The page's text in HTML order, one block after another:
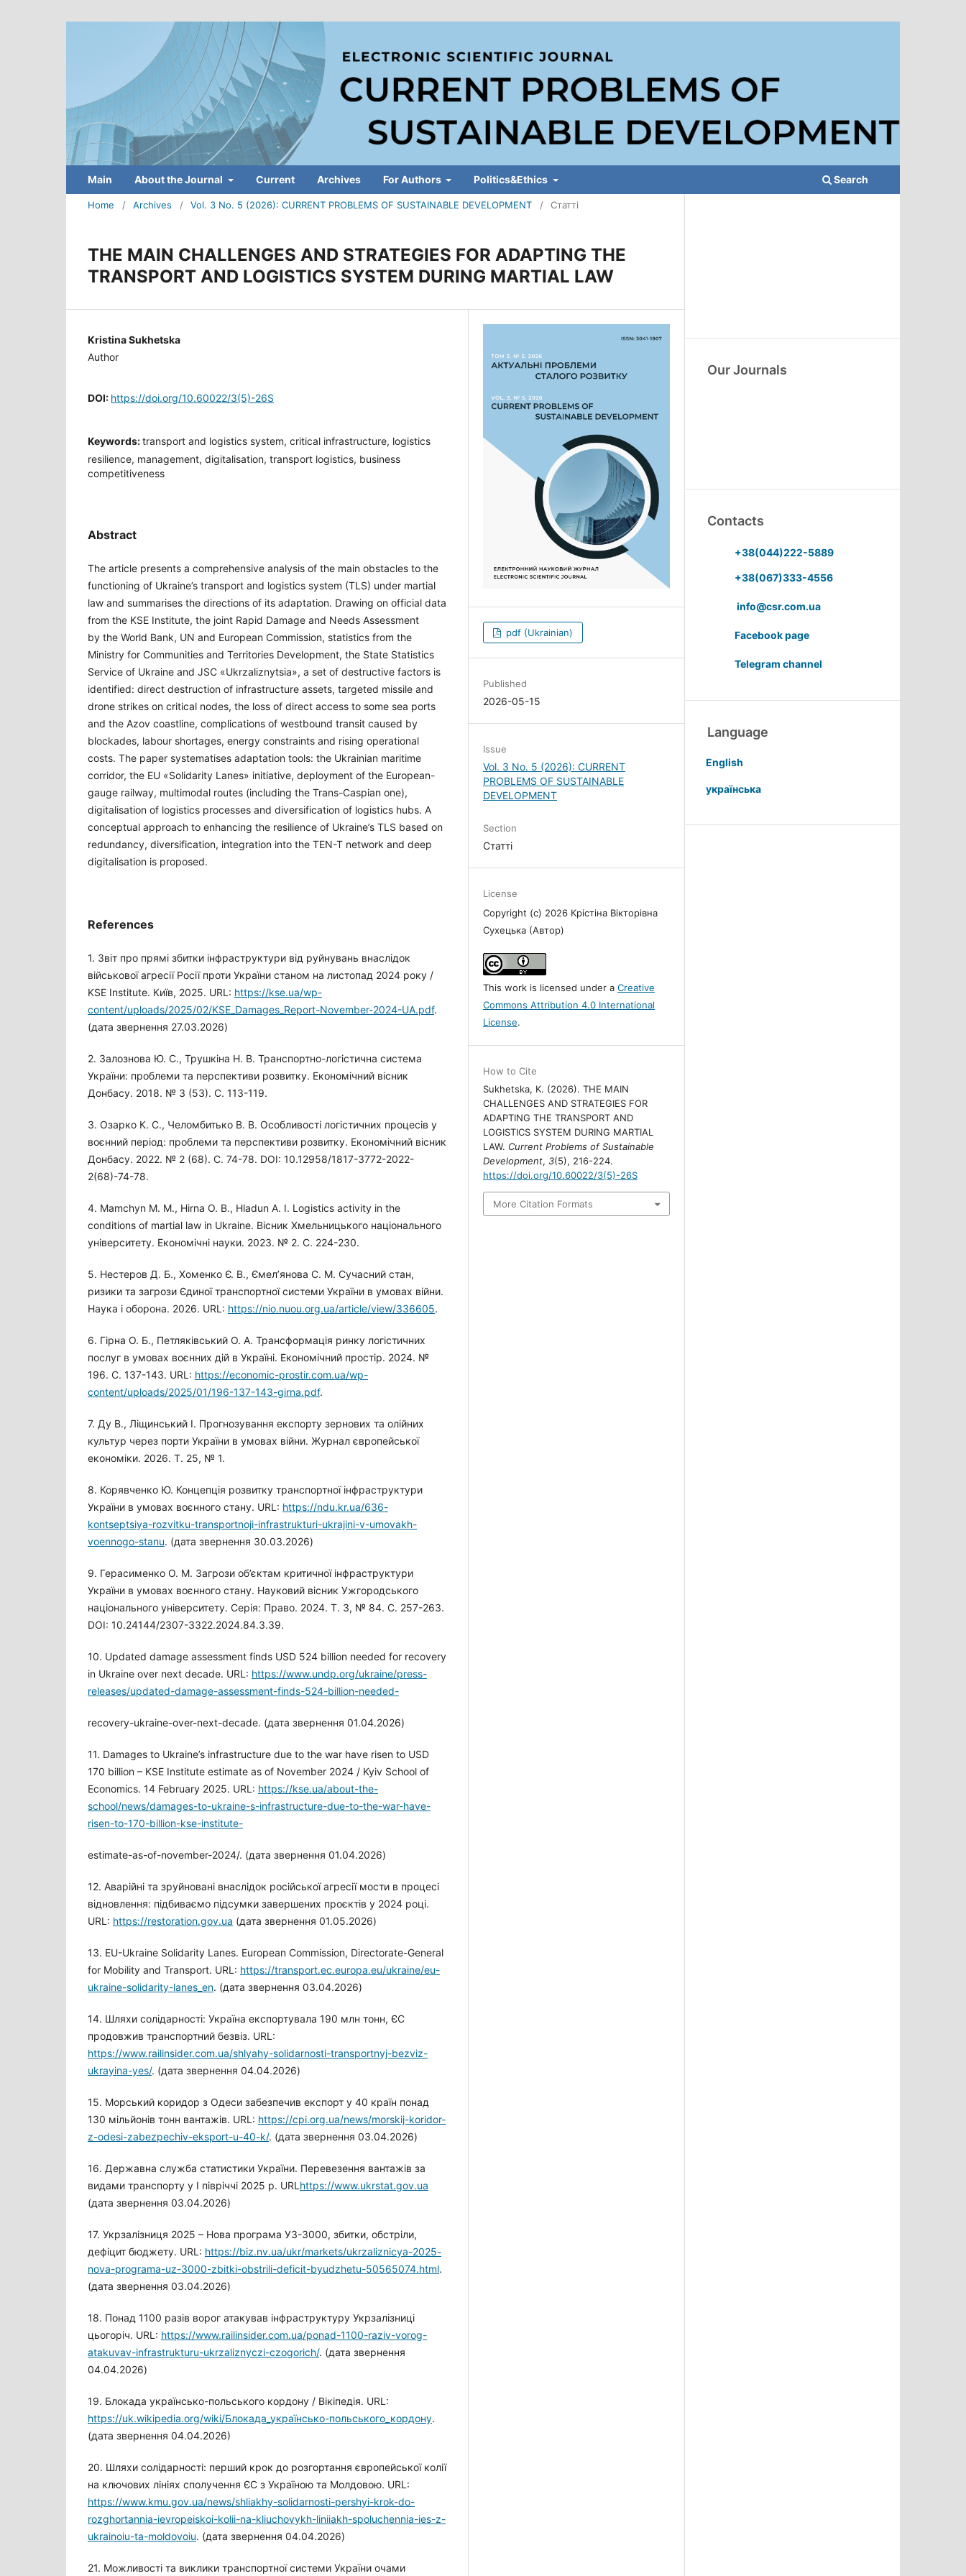
Main About the Journal Current Archives For Authors Politics&Ethics Search
Home / Archives / Vol. 3 No. 5 (2026): CURRENT PROBLEMS OF SUSTAINABLE DEVELOPMENT / Статті
THE MAIN CHALLENGES AND STRATEGIES FOR ADAPTING THE
TRANSPORT AND LOGISTICS SYSTEM DURING MARTIAL LAW
Kristina Sukhetska
Author
DOI: https://doi.org/10.60022/3(5)-26S
Keywords:transport and logistics system, critical infrastructure, logistics
resilience, management, digitalisation, transport logistics, business
competitiveness
Abstract
The article presents a comprehensive analysis of the main obstacles to the
functioning of Ukraine’s transport and logistics system (TLS) under martial
law and summarises the directions of its adaptation. Drawing on official data
from the KSE Institute, the joint Rapid Damage and Needs Assessment
by the World Bank, UN and European Commission, statistics from the
Ministry for Communities and Territories Development, the State Statistics
Service of Ukraine and JSC «Ukrzaliznytsia», a set of destructive factors is
identified: direct destruction of infrastructure assets, targeted missile and
drone strikes on critical nodes, the loss of direct access to some sea ports
and the Azov coastline, complications of westbound transit caused by
blockades, labour shortages, energy constraints and rising operational
costs. The paper systematises adaptation tools: the Ukrainian maritime
corridor, the EU «Solidarity Lanes» initiative, deployment of the European-
gauge railway, multimodal routes (including the Trans-Caspian one),
digitalisation of logistics processes and diversification of logistics hubs. A
conceptual approach to enhancing the resilience of Ukraine’s TLS based on
redundancy, diversification, integration into the TEN-T network and deep
digitalisation is proposed.
References
1. Звіт про прямі збитки інфраструктури від руйнувань внаслідок
військової агресії Росії проти України станом на листопад 2024 року /
KSE Institute. Київ, 2025. URL: https://kse.ua/wp-
content/uploads/2025/02/KSE_Damages_Report-November-2024-UA.pdf.
(дата звернення 27.03.2026)
2. Залознова Ю. С., Трушкіна Н. В. Транспортно-логістична система
України: проблеми та перспективи розвитку. Економічний вісник
Донбасу. 2018. № 3 (53). С. 113-119.
3. Озарко К. С., Челомбитько В. В. Особливості логістичних процесів у
воєнний період: проблеми та перспективи розвитку. Економічний вісник
Донбасу. 2022. № 2 (68). С. 74-78. DOI: 10.12958/1817-3772-2022-
2(68)-74-78.
4. Mamchyn M. M., Hirna O. B., Hladun A. I. Logistics activity in the
conditions of martial law in Ukraine. Вісник Хмельницького національного
університету. Економічні науки. 2023. № 2. С. 224-230.
5. Нестеров Д. Б., Хоменко Є. В., Ємелʼянова С. М. Сучасний стан,
ризики та загрози Єдиної транспортної системи України в умовах війни.
Наука і оборона. 2026. URL: https://nio.nuou.org.ua/article/view/336605.
6. Гірна О. Б., Петляківський О. А. Трансформація ринку логістичних
послуг в умовах воєнних дій в Україні. Економічний простір. 2024. №
196. С. 137-143. URL: https://economic-prostir.com.ua/wp-
content/uploads/2025/01/196-137-143-girna.pdf.
7. Ду В., Ліщинський І. Прогнозування експорту зернових та олійних
культур через порти України в умовах війни. Журнал європейської
економіки. 2026. Т. 25, № 1.
8. Корявченко Ю. Концепція розвитку транспортної інфраструктури
України в умовах воєнного стану. URL: https://ndu.kr.ua/636-
kontseptsiya-rozvitku-transportnoji-infrastrukturi-ukrajini-v-umovakh-
voennogo-stanu. (дата звернення 30.03.2026)
9. Герасименко О. М. Загрози об’єктам критичної інфраструктури
України в умовах воєнного стану. Науковий вісник Ужгородського
національного університету. Серія: Право. 2024. Т. 3, № 84. С. 257-263.
DOI: 10.24144/2307-3322.2024.84.3.39.
10. Updated damage assessment finds USD 524 billion needed for recovery
in Ukraine over next decade. URL: https://www.undp.org/ukraine/press-
releases/updated-damage-assessment-finds-524-billion-needed-
recovery-ukraine-over-next-decade. (дата звернення 01.04.2026)
11. Damages to Ukraine’s infrastructure due to the war have risen to USD
170 billion – KSE Institute estimate as of November 2024 / Kyiv School of
Economics. 14 February 2025. URL: https://kse.ua/about-the-
school/news/damages-to-ukraine-s-infrastructure-due-to-the-war-have-
risen-to-170-billion-kse-institute-
estimate-as-of-november-2024/. (дата звернення 01.04.2026)
12. Аварійні та зруйновані внаслідок російської агресії мости в процесі
відновлення: підбиваємо підсумки завершених проєктів у 2024 році.
URL: https://restoration.gov.ua (дата звернення 01.05.2026)
13. EU-Ukraine Solidarity Lanes. European Commission, Directorate-General
for Mobility and Transport. URL: https://transport.ec.europa.eu/ukraine/eu-
ukraine-solidarity-lanes_en. (дата звернення 03.04.2026)
14. Шляхи солідарності: Україна експортувала 190 млн тонн, ЄС
продовжив транспортний безвіз. URL:
https://www.railinsider.com.ua/shlyahy-solidarnosti-transportnyj-bezviz-
ukrayina-yes/. (дата звернення 04.04.2026)
15. Морський коридор з Одеси забезпечив експорт у 40 країн понад
130 мільйонів тонн вантажів. URL: https://cpi.org.ua/news/morskij-koridor-
z-odesi-zabezpechiv-eksport-u-40-k/. (дата звернення 03.04.2026)
16. Державна служба статистики України. Перевезення вантажів за
видами транспорту у І півріччі 2025 р. URL https://www.ukrstat.gov.ua
(дата звернення 03.04.2026)
17. Укрзалізниця 2025 – Нова програма УЗ-3000, збитки, обстріли,
дефіцит бюджету. URL: https://biz.nv.ua/ukr/markets/ukrzaliznicya-2025-
nova-programa-uz-3000-zbitki-obstrili-deficit-byudzhetu-50565074.html.
(дата звернення 03.04.2026)
18. Понад 1100 разів ворог атакував інфраструктуру Укрзалізниці
цьогоріч. URL: https://www.railinsider.com.ua/ponad-1100-raziv-vorog-
atakuvav-infrastrukturu-ukrzaliznyczi-czogorich/. (дата звернення
04.04.2026)
19. Блокада українсько-польського кордону / Вікіпедія. URL:
https://uk.wikipedia.org/wiki/Блокада_українсько-польського_кордону.
(дата звернення 04.04.2026)
20. Шляхи солідарності: перший крок до розгортання європейської колії
на ключових лініях сполучення ЄС з Україною та Молдовою. URL:
https://www.kmu.gov.ua/news/shliakhy-solidarnosti-pershyi-krok-do-
rozghortannia-ievropeiskoi-kolii-na-kliuchovykh-liniiakh-spoluchennia-ies-z-
ukrainoiu-ta-moldovoiu. (дата звернення 04.04.2026)
21. Можливості та виклики транспортної системи України очами
pdf (Ukrainian)
Published
2026-05-15
Issue
Vol. 3 No. 5 (2026): CURRENT
PROBLEMS OF SUSTAINABLE
DEVELOPMENT
Section
Статті
License
Copyright (c) 2026 Крістіна Вікторівна
Сухецька (Автор)
This work is licensed under aCreative
Commons Attribution 4.0 International
License.
How to Cite
Sukhetska, K. (2026). THE MAIN
CHALLENGES AND STRATEGIES FOR
ADAPTING THE TRANSPORT AND
LOGISTICS SYSTEM DURING MARTIAL
LAW. Current Problems of Sustainable
Development,3(5), 216-224.
https://doi.org/10.60022/3(5)-26S
More Citation Formats
Our Journals
Contacts
+38(044)222-5889
+38(067)333-4556
info@csr.com.ua
Facebook page
Telegram channel
Language
English
українська